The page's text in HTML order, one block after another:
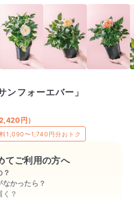
ンフォーエバー」
円）
1,090〜1,740円分おトク
てご利用の方へ
？
かったら？
？